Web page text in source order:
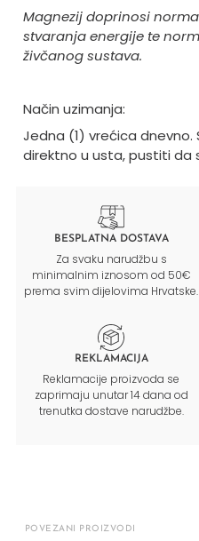
Magnezij doprinosi
stvaranja energije te
živčanog sustava.
Način uzimanja:
Jedna (1) vrećica dnevno.
direktno u usta, pustiti
BESPLATNA DOSTAVA
Za svaku narudžbu s
minimalnim iznosom od 50€
prema svim dijelovima Hrvatske.
REKLAMACIJA
Reklamacije proizvoda se
zaprimaju unutar 14 dana od
trenutka dostave narudžbe.
POVEZANI PROIZVODI